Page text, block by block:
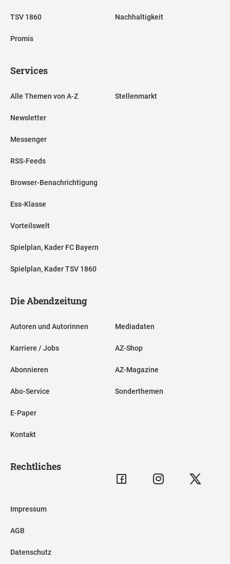
TSV 1860
Promis
Nachhaltigkeit
Services
Alle Themen von A-Z
Newsletter
Messenger
RSS-Feeds
Browser-Benachrichtigung
Ess-Klasse
Vorteilswelt
Spielplan, Kader FC Bayern
Spielplan, Kader TSV 1860
Stellenmarkt
Die Abendzeitung
Autoren und Autorinnen
Karriere / Jobs
Abonnieren
Abo-Service
E-Paper
Kontakt
Mediadaten
AZ-Shop
AZ-Magazine
Sonderthemen
Rechtliches
Impressum
AGB
Datenschutz